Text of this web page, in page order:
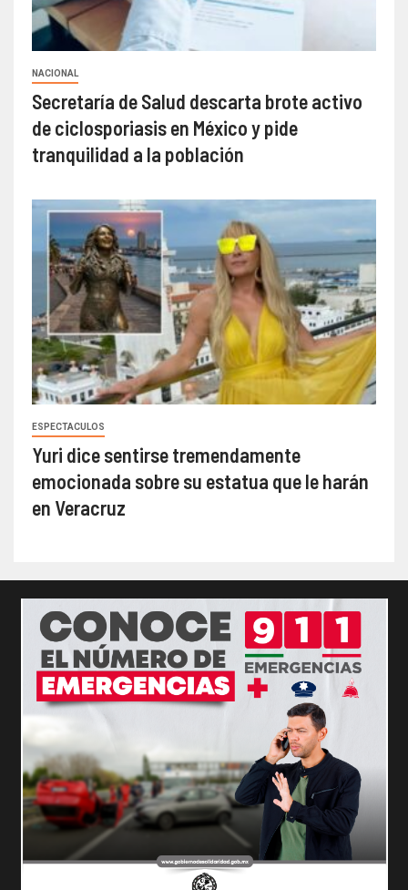
NACIONAL
Secretaría de Salud descarta brote activo
de ciclosporiasis en México y pide
tranquilidad a la población
ESPECTACULOS
Yuri dice sentirse tremendamente
emocionada sobre su estatua que le harán
en Veracruz